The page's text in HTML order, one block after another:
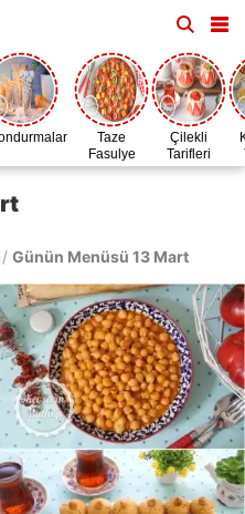
Taze
Fasulye
Zamanı
Çilekli
Tarifleri
/ Günün Menüsü 13 Mart